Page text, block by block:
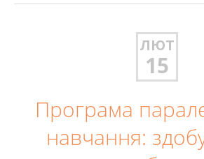
ЛЮТ
15
Програма
навчання: